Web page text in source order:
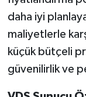
daha iyi
maliyetlerle
küçük bütçeli
güvenilirlik ve